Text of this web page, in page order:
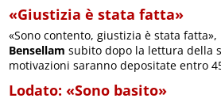
«Giustizia è stata fatta»
«Sono contento, giustizia è stata
Bensellam subito dopo la lettura della
motivazioni saranno depositate entro
Lodato: «Sono basito»